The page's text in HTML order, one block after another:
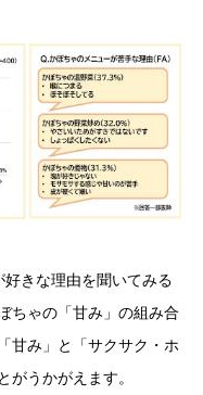
きな理由を聞いてみる
ちゃの「甘み」の組み合
甘み」と「サクサク・ホ
がうかがえます。